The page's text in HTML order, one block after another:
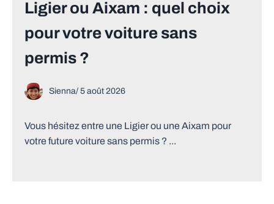
Ligier ou Aixam : quel choix
pour votre voiture sans
permis ?
Sienna/ 5 août 2026
Vous hésitez entre une Ligier ou une Aixam pour
votre future voiture sans permis ? ...